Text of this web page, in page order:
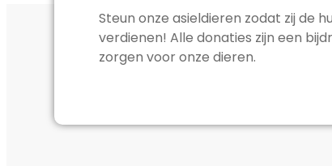
Steun onze asieldieren zodat zij de
verdienen! Alle donaties zijn een
zorgen voor onze dieren.